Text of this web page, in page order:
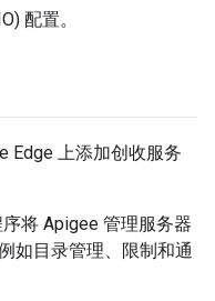
配置。
Edge 上添加创收服务
将 Apigee 管理服务器
如目录管理、限制和通